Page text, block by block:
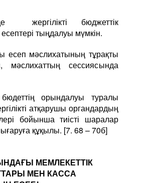
жергілікті бюджеттік
тыңдалуы мүмкін.
есеп мәслихатының тұрақты
мәслихаттың сессиясында
орындалуы туралы
атқарушы органдардың
бойынша тиісті шаралар
құқылы. [7. 68 – 70б]
МЕМЛЕКЕТТІК
МЕН КАССА